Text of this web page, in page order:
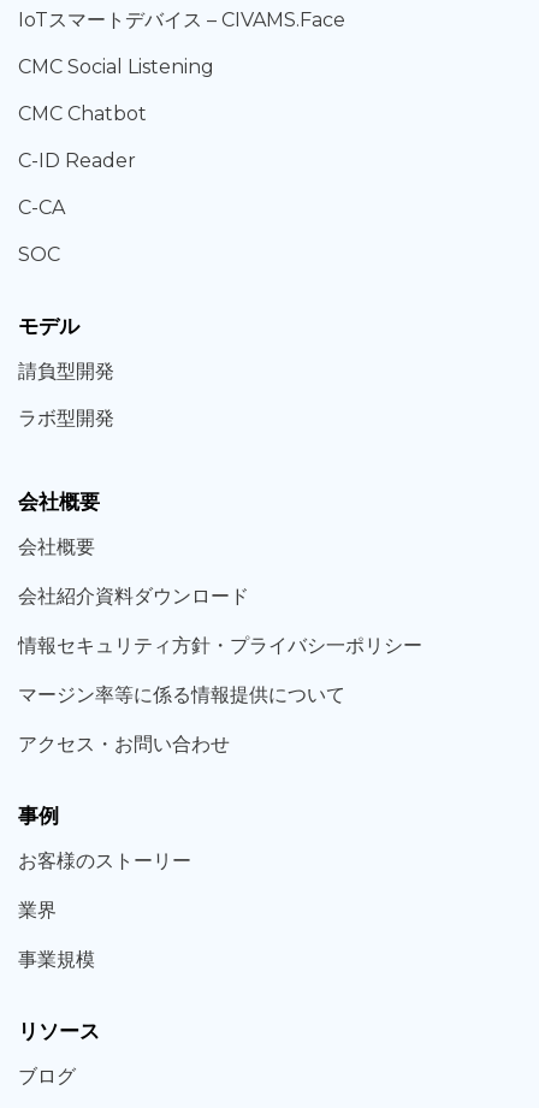
IoTスマートデバイス – CIVAMS.Face
CMC Social Listening
CMC Chatbot
C-ID Reader
C-CA
SOC
モデル
請負型開発
ラボ型開発
会社概要
会社概要
会社紹介資料ダウンロード
情報セキュリティ方針・プライバシ一ポリシー
マージン率等に係る情報提供について
アクセス・お問い合わせ
事例
お客様のストーリー
業界
事業規模
リソース
ブログ